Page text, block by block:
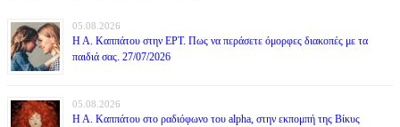
05.08.2026
Η Α. Καππάτου στην ΕΡΤ. Πως να περάσετε όμορφες διακοπές με τα
παιδιά σας. 27/07/2026
05.08.2026
Η Α. Καππάτου στο ραδιόφωνο του alpha, στην εκπομπή της Βίκυς